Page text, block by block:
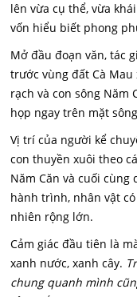
lên vừa cụ thể, vừa
vốn hiểu biết phong
Mở đầu đoạn văn, tác
trước vùng đất Cà
rạch và con sông Năm
họp ngay trên mặt
Vị trí của người kể
con thuyền xuôi theo
Năm Căn và cuối cùng
hành trình, nhân vật
nhiên rộng lớn.
Cảm giác đầu tiên là
xanh nước, xanh cây.
chung quanh mình